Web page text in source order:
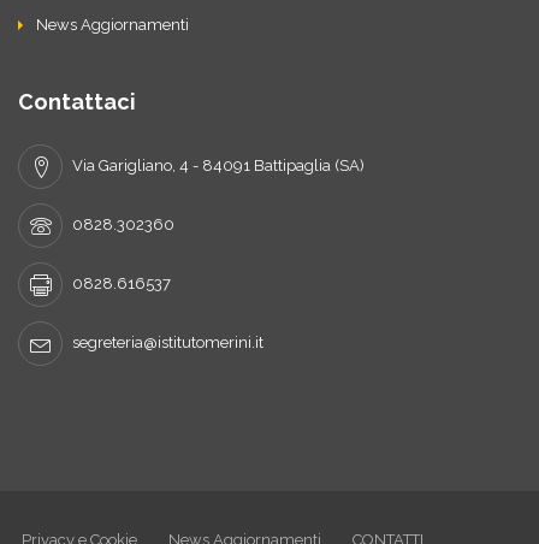
News Aggiornamenti
Contattaci
Via Garigliano, 4 - 84091 Battipaglia (SA)
0828.302360
0828.616537
segreteria@istitutomerini.it
Privacy e Cookie News Aggiornamenti CONTATTI